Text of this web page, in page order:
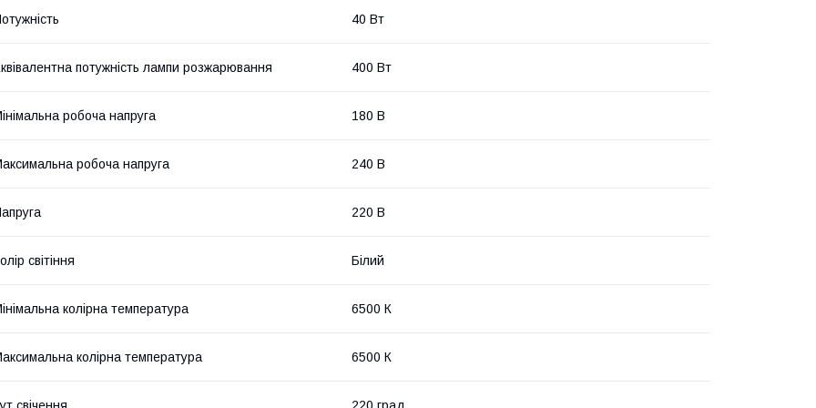
40 Вт
потужність лампи розжарювання 400 Вт
робоча напруга 180 В
робоча напруга 240 В
220 В
світіння Білий
колірна температура 6500 К
колірна температура 6500 К